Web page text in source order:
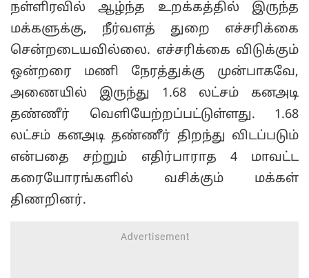
நள்ளிரவில் ஆழ்ந்த உறக்கத்தில் இருந்த
மக்களுக்கு, நீர்வளத் துறை எச்சரிக்கை
சென்றடையவில்லை. எச்சரிக்கை விடுக்கும்
ஒன்றரை மணி நேரத்துக்கு முன்பாகவே,
அணையில் இருந்து 1.68 லட்சம் கனஅடி
தண்ணீர் வெளியேற்றப்பட்டுள்ளது. 1.68
லட்சம் கனஅடி தண்ணீர் திறந்து விடப்படும்
என்பதை சற்றும் எதிர்பாராத 4 மாவட்ட
கரையோரங்களில் வசிக்கும் மக்கள்
திணறினர்.